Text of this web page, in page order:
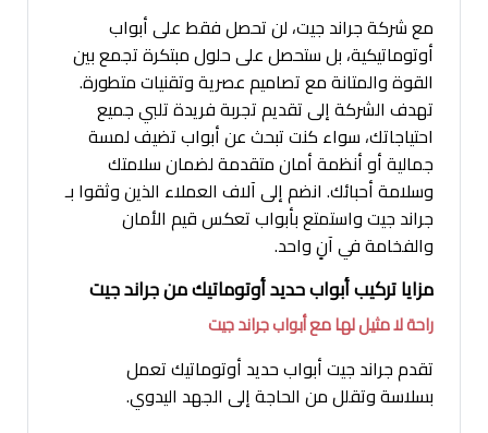
مع شركة جراند جيت، لن تحصل فقط على أبواب
أوتوماتيكية، بل ستحصل على حلول مبتكرة تجمع بين
القوة والمتانة مع تصاميم عصرية وتقنيات متطورة.
تهدف الشركة إلى تقديم تجربة فريدة تلبي جميع
احتياجاتك، سواء كنت تبحث عن أبواب تضيف لمسة
جمالية أو أنظمة أمان متقدمة لضمان سلامتك
وسلامة أحبائك. انضم إلى آلاف العملاء الذين وثقوا بـ
جراند جيت واستمتع بأبواب تعكس قيم الأمان
والفخامة في آنٍ واحد.
مزايا تركيب أبواب حديد أوتوماتيك من جراند جيت
راحة لا مثيل لها مع أبواب جراند جيت
تقدم جراند جيت أبواب حديد أوتوماتيك تعمل
بسلاسة وتقلل من الحاجة إلى الجهد اليدوي.